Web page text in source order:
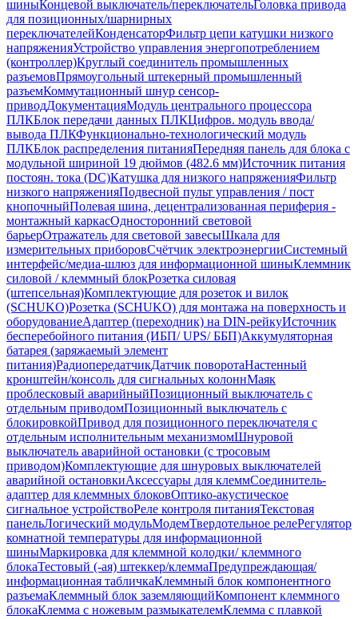
шиныКонцевой выключатель/переключательГоловка привода
для позиционных/шарнирных
переключателейКонденсаторФильтр цепи катушки низкого
напряженияУстройство управления энергопотреблением
(контроллер)Круглый соединитель промышленных
разъемовПрямоугольный штекерный промышленный
разъемКоммутационный шнур сенсор-
приводДокументацияМодуль центрального процессора
ПЛКБлок передачи данных ПЛКЦифров. модуль ввода/
вывода ПЛКФункционально-технологический модуль
ПЛКБлок распределения питанияПередняя панель для блока с
модульной шириной 19 дюймов (482.6 мм)Источник питания
постоян. тока (DC)Катушка для низкого напряженияФильтр
низкого напряженияПодвесной пульт управления / пост
кнопочныйПолевая шина, децентрализованная периферия -
монтажный каркасОдносторонний световой
барьерОтражатель для световой завесыШкала для
измерительных приборовСчётчик электроэнергииСистемный
интерфейс/медиа-шлюз для информационной шиныКлеммник
силовой / клеммный блокРозетка силовая
(штепсельная)Комплектующие для розеток и вилок
(SCHUKO)Розетка (SCHUKO) для монтажа на поверхность и
оборудованиеАдаптер (переходник) на DIN-рейкуИсточник
бесперебойного питания (ИБП/ UPS/ ББП)Аккумуляторная
батарея (заряжаемый элемент
питания)РадиопередатчикДатчик поворотаНастенный
кронштейн/консоль для сигнальных колоннМаяк
проблесковый аварийныйПозиционный выключатель с
отдельным приводомПозиционный выключатель с
блокировкойПривод для позиционного переключателя с
отдельным исполнительным механизмомШнуровой
выключатель аварийной остановки (с тросовым
приводом)Комплектующие для шнуровых выключателей
аварийной остановкиАксессуары для клеммСоединитель-
адаптер для клеммных блоковОптико-акустическое
сигнальное устройствоРеле контроля питанияТекстовая
панельЛогический модульМодемТвердотельное релеРегулятор
комнатной температуры для информационной
шиныМаркировка для клеммной колодки/ клеммного
блокаТестовый (-ая) штеккер/клеммаПредупреждающая/
информационная табличкаКлеммный блок компонентного
разъемаКлеммный блок заземляющийКомпонент клеммного
блокаКлемма с ножевым размыкателемКлемма с плавкой